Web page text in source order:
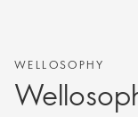
WELLOSOPHY